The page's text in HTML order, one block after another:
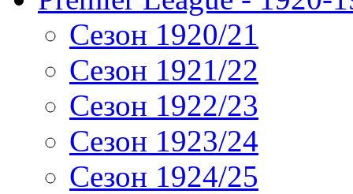
Сезон 1920/21
Сезон 1921/22
Сезон 1922/23
Сезон 1923/24
Сезон 1924/25